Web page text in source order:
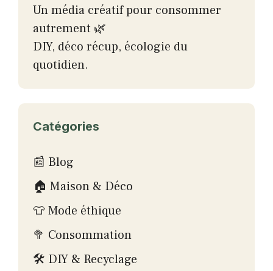
Un média créatif pour consommer
autrement 🌿
DIY, déco récup, écologie du
quotidien.
Catégories
📰 Blog
🏠 Maison & Déco
👕 Mode éthique
🥦 Consommation
🛠 DIY & Recyclage